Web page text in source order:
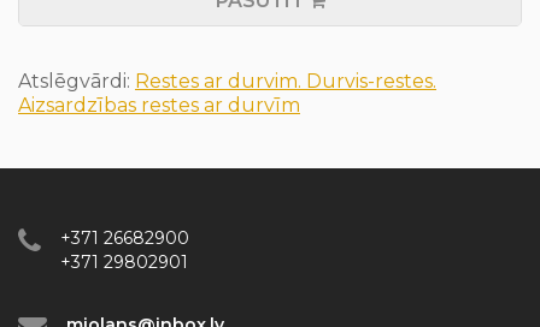
Atslēgvārdi: Restes ar durvim. Durvis-restes.
Aizsardzības restes ar durvīm
+371 26682900
+371 29802901